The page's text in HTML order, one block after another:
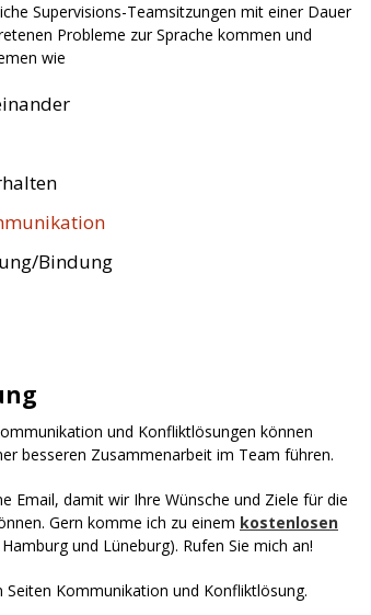
Supervisions-Teamsitzungen mit einer Dauer
Probleme zur Sprache kommen und
wie
Bindung
und Konfliktlösungen können
besseren Zusammenarbeit im Team führen.
Email, damit wir Ihre Wünsche und Ziele für die
Gern komme ich zu einem kostenlosen
und Lüneburg). Rufen Sie mich an!
Seiten Kommunikation und Konfliktlösung.